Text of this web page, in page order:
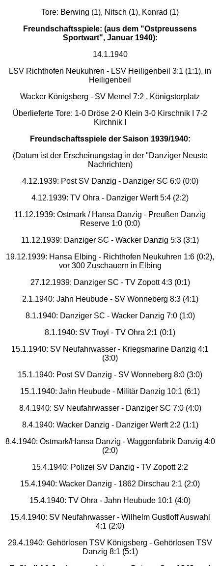
Tore: Berwing (1), Nitsch (1), Konrad (1)
Freundschaftsspiele: (aus dem "Ostpreussens
Sportwart", Januar 1940):
14.1.1940
LSV Richthofen Neukuhren - LSV Heiligenbeil 3:1 (1:1), in
Heiligenbeil
Wacker Königsberg - SV Memel 7:2 , Königstorplatz
Überlieferte Tore: 1-0 Dröse 2-0 Klein 3-0 Kirschnik I 7-2
Kirchnik I
Freundschaftsspiele der Saison 1939/1940:
(Datum ist der Erscheinungstag in der "Danziger Neuste
Nachrichten)
4.12.1939: Post SV Danzig - Danziger SC 6:0 (0:0)
4.12.1939: TV Ohra - Danziger Werft 5:4 (2:2)
11.12.1939: Ostmark / Hansa Danzig - Preußen Danzig
Reserve 1:0 (0:0)
11.12.1939: Danziger SC - Wacker Danzig 5:3 (3:1)
19.12.1939: Hansa Elbing - Richthofen Neukuhren 1:6 (0:2),
vor 300 Zuschauern in Elbing
27.12.1939: Danziger SC - TV Zopott 4:3 (0:1)
2.1.1940: Jahn Heubude - SV Wonneberg 8:3 (4:1)
8.1.1940: Danziger SC - Wacker Danzig 7:0 (1:0)
8.1.1940: SV Troyl - TV Ohra 2:1 (0:1)
15.1.1940: SV Neufahrwasser - Kriegsmarine Danzig 4:1
(3:0)
15.1.1940: Post SV Danzig - SV Wonneberg 8:0 (3:0)
15.1.1940: Jahn Heubude - Militär Danzig 10:1 (6:1)
8.4.1940: SV Neufahrwasser - Danziger SC 7:0 (4:0)
8.4.1940: Wacker Danzig - Danziger Werft 2:2 (1:1)
8.4.1940: Ostmark/Hansa Danzig - Waggonfabrik Danzig 4:0
(2:0)
15.4.1940: Polizei SV Danzig - TV Zopott 2:2
15.4.1940: Wacker Danzig - 1862 Dirschau 2:1 (2:0)
15.4.1940: TV Ohra - Jahn Heubude 10:1 (4:0)
15.4.1940: SV Neufahrwasser - Wilhelm Gustloff Auswahl
4:1 (2:0)
29.4.1940: Gehörlosen TSV Königsberg - Gehörlosen TSV
Danzig 8:1 (5:1)